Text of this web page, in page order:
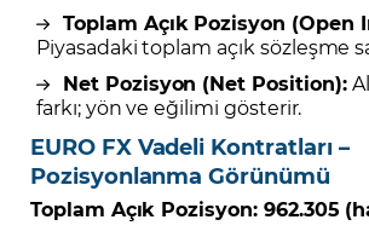
Toplam Açık Pozisyon (Open
Piyasadaki toplam açık sözleşme
Net Pozisyon (Net Position):
farkı; yön ve eğilimi gösterir.
EURO FX Vadeli Kontratları –
Pozisyonlanma Görünümü
Toplam Açık Pozisyon: 962.305